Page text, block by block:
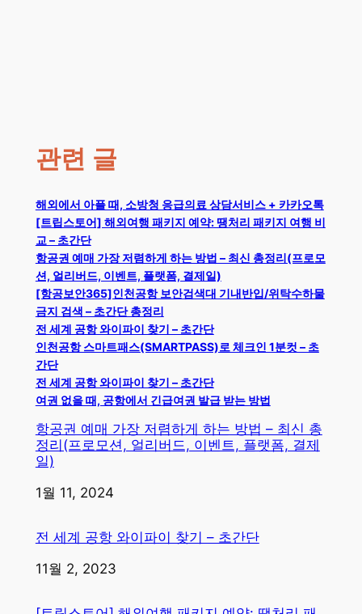
관련 글
해외에서 아플 때, 소방청 응급의료 상담서비스 + 카카오톡
[트립스토어] 해외여행 패키지 예약: 땡처리 패키지 여행 비
교 – 초간단
항공권 예매 가장 저렴하게 하는 방법 – 최신 총정리(프로모
션, 얼리버드, 이벤트, 플랫폼, 결제일)
[항공보안365]인천공항 보안검색대 기내반입/위탁수하물
금지 검색 – 초간단 총정리
전 세계 공항 와이파이 찾기 – 초간단
인천공항 스마트패스(SMARTPASS)로 체크인 1분컷 – 초
간단
전 세계 공항 와이파이 찾기 – 초간단
여권 없을 때, 공항에서 긴급여권 발급 받는 방법
항공권 예매 가장 저렴하게 하는 방법 – 최신 총
정리(프로모션, 얼리버드, 이벤트, 플랫폼, 결제
일)
일자
1월 11, 2024
전 세계 공항 와이파이 찾기 – 초간단
일자
11월 2, 2023